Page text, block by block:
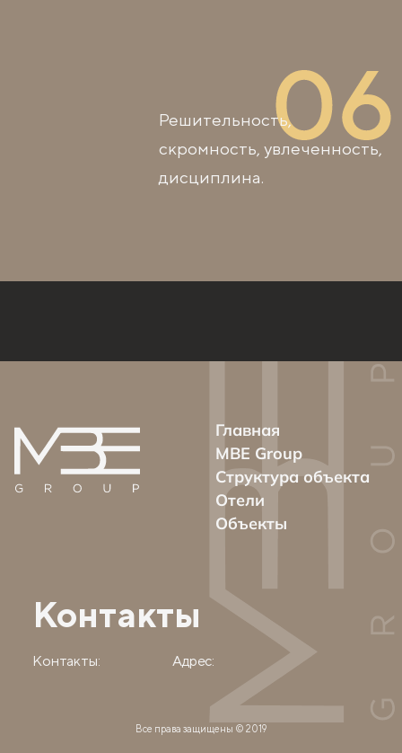
Решительность,
скромность, увлеченность,
дисциплина.
Главная
MBE Group
Структура объекта
Отели
Объекты
Контакты
Контакты: Адрес:
Все права защищены © 2019